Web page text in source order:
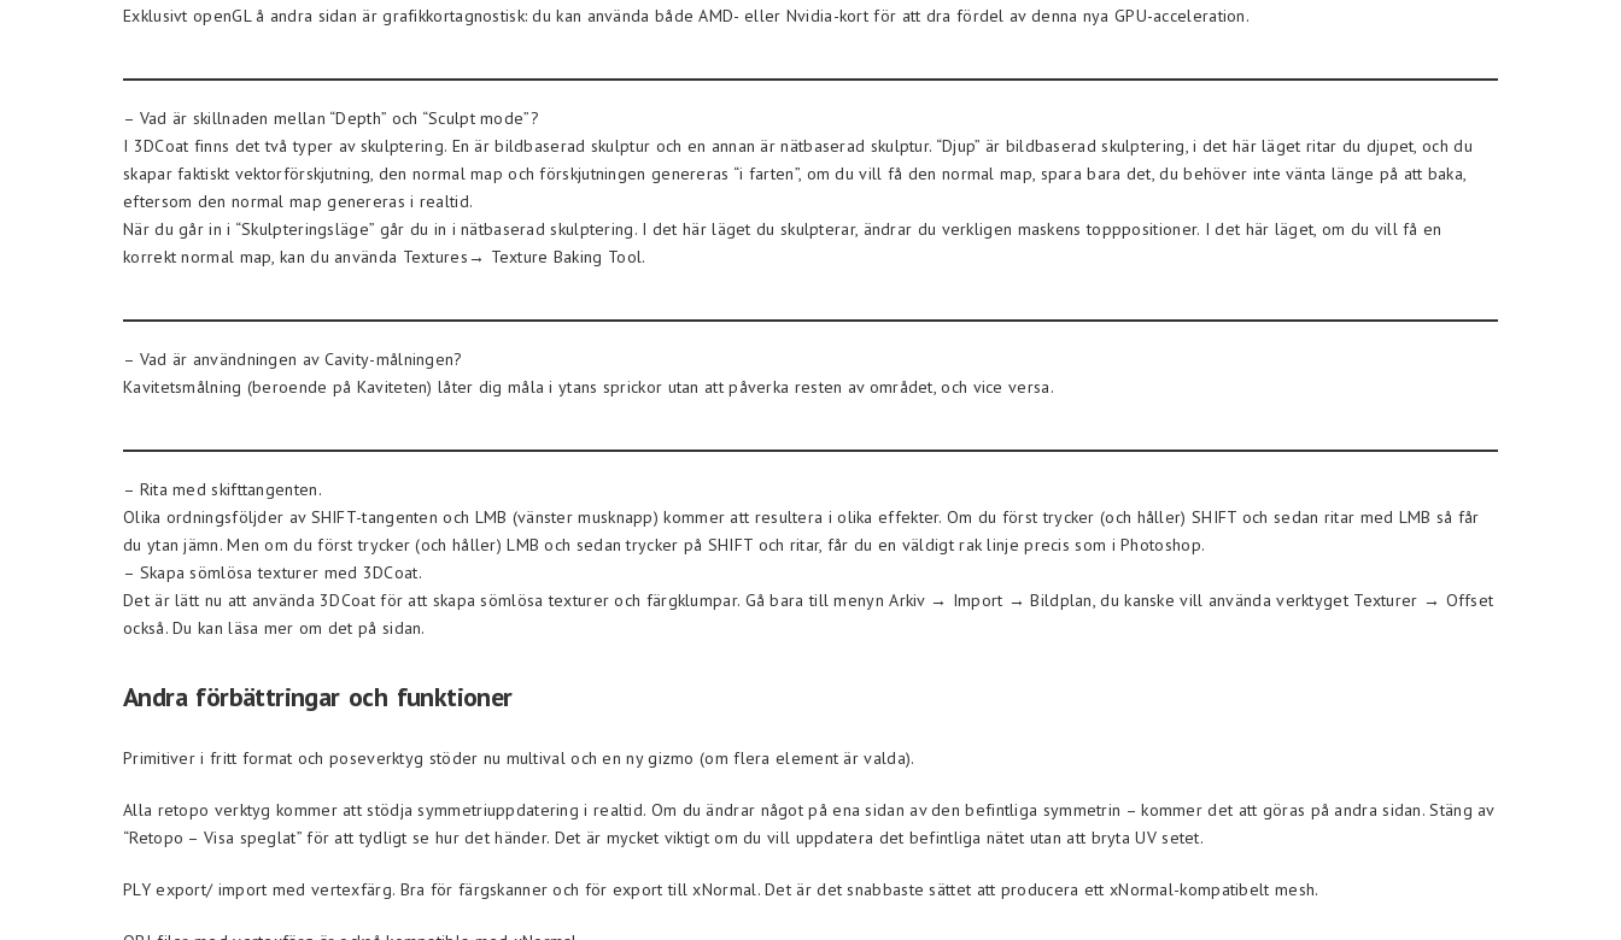
Exklusivt openGL å andra sidan är grafikkortagnostisk: du kan använda både AMD- eller Nvidia-kort för att dra fördel av denna nya GPU-acceleration.
– Vad är skillnaden mellan “Depth” och “Sculpt mode”?
I 3DCoat finns det två typer av skulptering. En är bildbaserad skulptur och en annan är nätbaserad skulptur. “Djup” är bildbaserad skulptering, i det här läget ritar du djupet, och du
skapar faktiskt vektorförskjutning, den normal map och förskjutningen genereras “i farten”, om du vill få den normal map, spara bara det, du behöver inte vänta länge på att baka,
eftersom den normal map genereras i realtid.
När du går in i “Skulpteringsläge” går du in i nätbaserad skulptering. I det här läget du skulpterar, ändrar du verkligen maskens topppositioner. I det här läget, om du vill få en
korrekt normal map, kan du använda Textures→ Texture Baking Tool.
– Vad är användningen av Cavity-målningen?
Kavitetsmålning (beroende på Kaviteten) låter dig måla i ytans sprickor utan att påverka resten av området, och vice versa.
– Rita med skifttangenten.
Olika ordningsföljder av SHIFT-tangenten och LMB (vänster musknapp) kommer att resultera i olika effekter. Om du först trycker (och håller) SHIFT och sedan ritar med LMB så får
du ytan jämn. Men om du först trycker (och håller) LMB och sedan trycker på SHIFT och ritar, får du en väldigt rak linje precis som i Photoshop.
– Skapa sömlösa texturer med 3DCoat.
Det är lätt nu att använda 3DCoat för att skapa sömlösa texturer och färgklumpar. Gå bara till menyn Arkiv → Import → Bildplan, du kanske vill använda verktyget Texturer → Offset
också. Du kan läsa mer om det på sidan.
Andra förbättringar och funktioner
Primitiver i fritt format och poseverktyg stöder nu multival och en ny gizmo (om flera element är valda).
Alla retopo verktyg kommer att stödja symmetriuppdatering i realtid. Om du ändrar något på ena sidan av den befintliga symmetrin – kommer det att göras på andra sidan. Stäng av
“Retopo – Visa speglat” för att tydligt se hur det händer. Det är mycket viktigt om du vill uppdatera det befintliga nätet utan att bryta UV setet.
PLY export/ import med vertexfärg. Bra för färgskanner och för export till xNormal. Det är det snabbaste sättet att producera ett xNormal-kompatibelt mesh.